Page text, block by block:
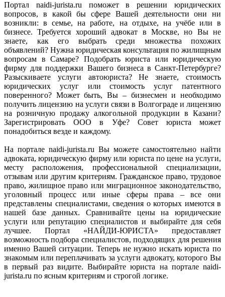
Портал naidi-jurista.ru поможет в решении юридических
вопросов, в какой бы сфере Вашей деятельности они ни
возникли: в семье, на работе, на отдыхе, на учёбе или в
бизнесе. Требуется хороший адвокат в Москве, но Вы не
знаете, как его выбрать среди множества похожих
объявлений? Нужна юридическая консультация по жилищным
вопросам в Самаре? Подобрать юриста или юридическую
фирму для поддержки Вашего бизнеса в Санкт-Петербурге?
Разыскиваете услуги автоюриста? Не знаете, стоимость
юридических услуг или стоимость услуг патентного
поверенного? Может быть, Вы – бизнесмен и необходимо
получить лицензию на услуги связи в Волгограде и лицензию
на розничную продажу алкогольной продукции в Казани?
Зарегистрировать ООО в Уфе? Совет юриста может
понадобиться везде и каждому.
На портале naidi-jurista.ru Вы можете самостоятельно найти
адвоката, юридическую фирму или юриста по цене на услуги,
месту расположения, профессиональной специализации,
отзывам или другим критериям. Гражданское право, трудовое
право, жилищное право или миграционное законодательство,
уголовный процесс или иные сферы права – все они
представлены специалистами, сведения о которых имеются в
нашей базе данных. Сравнивайте цены на юридические
услуги или репутацию специалистов и выбирайте для себя
лучшее. Портал «НАЙДИ-ЮРИСТА» предоставляет
возможность подбора специалистов, подходящих для решения
именно Вашей ситуации. Теперь не нужно искать юриста по
знакомым или переплачивать за услуги адвокату, которого Вы
в первый раз видите. Выбирайте юриста на портале naidi-
jurista.ru по ясным критериям и строгой логике.